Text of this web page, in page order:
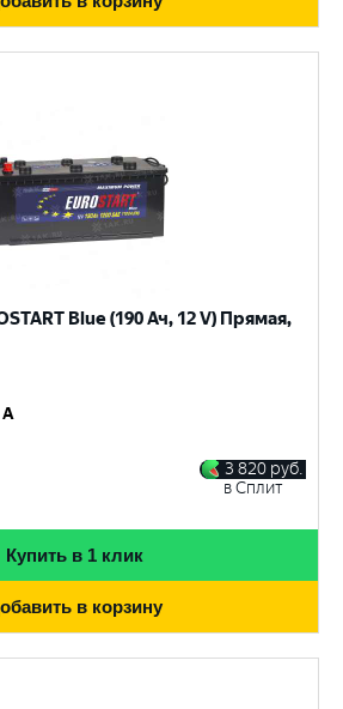
Blue (190 Ач, 12 V) Прямая,
A
3 820 руб.
в Сплит
Купить в 1 клик
в корзину